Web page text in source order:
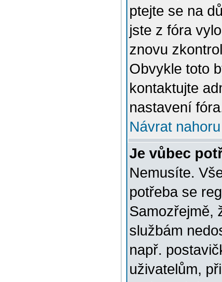
ptejte se na
jste z fóra
znovu
Obvykle toto
kontaktujte
nastavení
Návrat nahoru
Je vůbec
Nemusíte.
potřeba se
Samozřejmě,
službám
např.
uživatelům,